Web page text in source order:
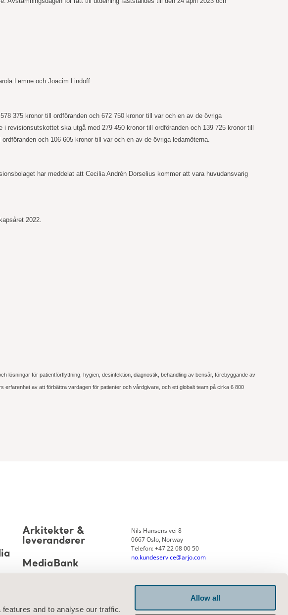
and to analyse our traffic.
Allow all
Lemne och Joacim Lindoff.
578 375 kronor till ordföranden och 672 750 kronor till var och en av de övriga
i revisionsutskottet ska utgå med 279 450 kronor till ordföranden och 139 725 kronor till
ordföranden och 106 605 kronor till var och en av de övriga ledamöterna.
har meddelat att Cecilia Andrén Dorselius kommer att vara huvudansvarig
2022.
lösningar för patientförflyttning, hygien, desinfektion, diagnostik, behandling av bensår, förebyggande av
av att förbättra vardagen för patienter och vårdgivare, och ett globalt team på cirka 6 800
Arkitekter &
leverandører
MediaBank
Nils Hansens vei 8
0667 Oslo, Norway
Telefon: +47 22 08 00 50
no.kundeservice@arjo.com